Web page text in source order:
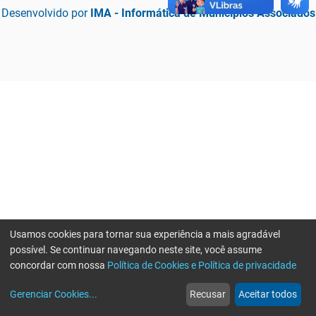
Desenvolvido por IMA - Informática de Municípios Associados
web
Notícias
more_horiz
Mais
Usamos cookies para tornar sua experiência a mais agradável
possível. Se continuar navegando neste site, você assume
concordar com nossa Política de Cookies e Política de privacidade
Gerenciar Cookies... Recusar Aceitar todos
Erro ao enviar informações, por favor tente novamente